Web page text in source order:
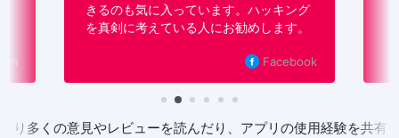
るのも気に入っています。ハッキング
真剣に考えている人にお勧めします。
より多くの意見やレビューを読んだり、アプリの使用経験を共有